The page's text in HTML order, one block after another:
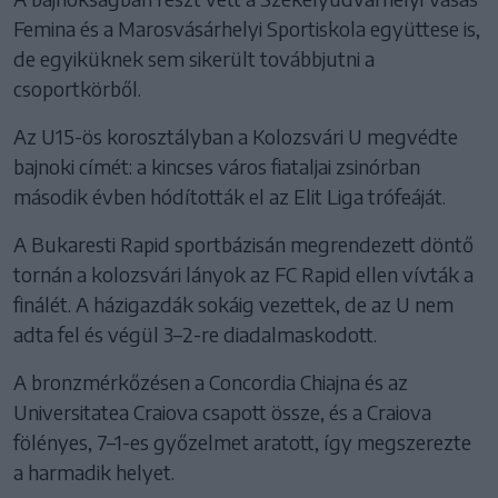
Femina és a Marosvásárhelyi Sportiskola együttese is,
de egyiküknek sem sikerült továbbjutni a
csoportkörből.
Az U15-ös korosztályban a Kolozsvári U megvédte
bajnoki címét: a kincses város fiataljai zsinórban
második évben hódították el az Elit Liga trófeáját.
A Bukaresti Rapid sportbázisán megrendezett döntő
tornán a kolozsvári lányok az FC Rapid ellen vívták a
finálét. A házigazdák sokáig vezettek, de az U nem
adta fel és végül 3–2-re diadalmaskodott.
A bronzmérkőzésen a Concordia Chiajna és az
Universitatea Craiova csapott össze, és a Craiova
fölényes, 7–1-es győzelmet aratott, így megszerezte
a harmadik helyet.